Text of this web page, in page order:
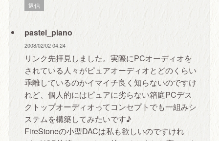
返信
pastel_piano
2008/02/02 04:24
リンク先拝見しました。実際にPCオーディオを
されている人々がピュアオーディオとどのくらい
乖離しているのかイマイチ良く知らないのですけ
れど、個人的にはピュアに劣らない箱庭PCデス
クトップオーディオってコンセプトでも一組みシ
ステムを構築してみたいです♪
FireStoneの小型DACは私も欲しいのですけれ